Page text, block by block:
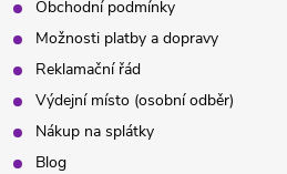
Obchodní podmínky
Možnosti platby a dopravy
Reklamační řád
Výdejní místo (osobní odběr)
Nákup na splátky
Blog